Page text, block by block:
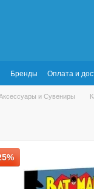
Бренды Оплата и
и Сувениры